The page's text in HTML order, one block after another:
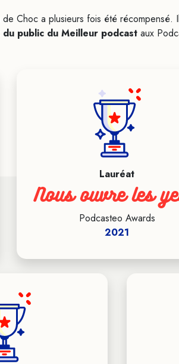
Choc a plusieurs fois été récompensé.
du public du Meilleur podcastaux
Lauréat
Nous ouvre les
Podcasteo Awards
2021